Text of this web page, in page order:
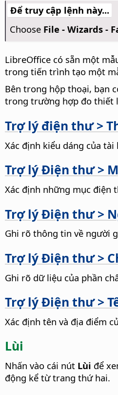
Để truy cập lệnh này...
Choose File - Wizards -
LibreOffice có sẵn một
trong tiến trình tạo một
Bên trong hộp thoại, bạn
trong trường hợp đo thiết
Trợ lý điện thư >
Xác định kiểu dáng của
Trợ lý Điện thư >
Xác định những mục điện
Trợ lý Điện thư >
Ghi rõ thông tin về người
Trợ lý Điện thư >
Ghi rõ dữ liệu của phần
Trợ lý Điện thư >
Xác định tên và địa điểm
Lùi
Nhấn vào cái nút Lùi để
động kể từ trang thứ hai.